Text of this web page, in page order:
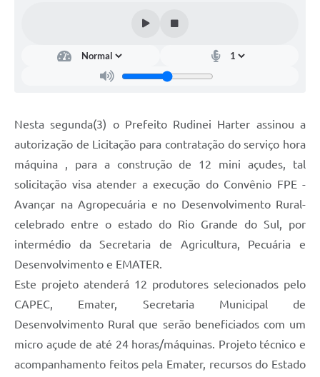
Nesta segunda(3) o Prefeito Rudinei Harter assinou a
autorização de Licitação para contratação do serviço hora
máquina , para a construção de 12 mini açudes, tal
solicitação visa atender a execução do Convênio FPE -
Avançar na Agropecuária e no Desenvolvimento Rural-
celebrado entre o estado do Rio Grande do Sul, por
intermédio da Secretaria de Agricultura, Pecuária e
Desenvolvimento e EMATER.
Este projeto atenderá 12 produtores selecionados pelo
CAPEC, Emater, Secretaria Municipal de
Desenvolvimento Rural que serão beneficiados com um
micro açude de até 24 horas/máquinas. Projeto técnico e
acompanhamento feitos pela Emater, recursos do Estado